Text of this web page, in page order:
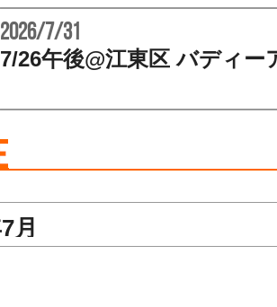
2026/7/31
7/26午後@江東区 バディ